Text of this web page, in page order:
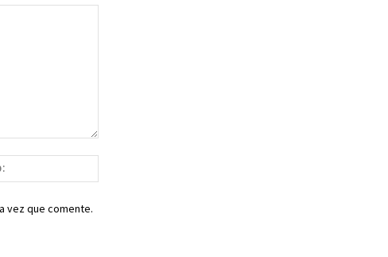
web:
vez que comente.